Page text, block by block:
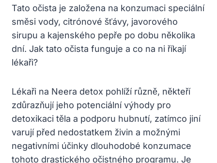
Tato očista je založena na konzumaci speciální
směsi vody, citrónové šťávy, javorového
sirupu a kajenského pepře po dobu několika
dní. Jak tato očista funguje a co na ni říkají
lékaři?
Lékaři na Neera detox pohlíží různě, někteří
zdůrazňují jeho potenciální výhody pro
detoxikaci těla a podporu hubnutí, zatímco jiní
varují před nedostatkem živin a možnými
negativními účinky dlouhodobé konzumace
tohoto drastického očistného programu. Je